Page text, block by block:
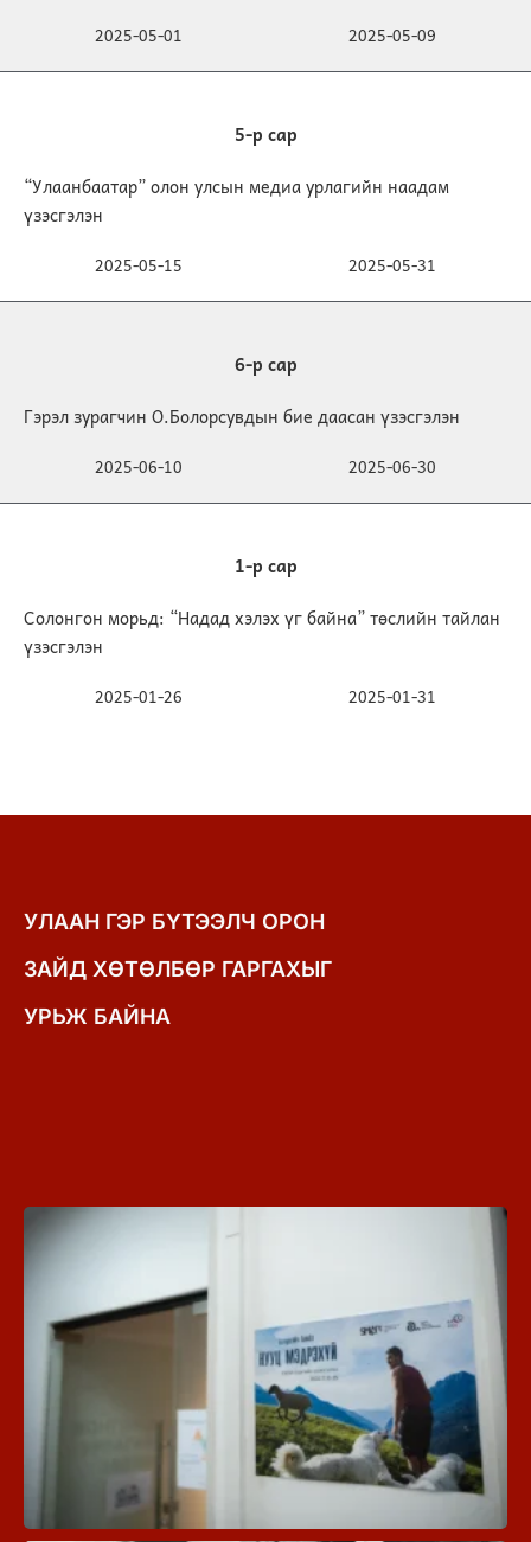
2025-05-01 2025-05-09
5-р сар
“Улаанбаатар” олон улсын медиа урлагийн наадам
үзэсгэлэн
2025-05-15 2025-05-31
6-р сар
Гэрэл зурагчин О.Болорсувдын бие даасан үзэсгэлэн
2025-06-10 2025-06-30
1-р сар
Солонгон морьд: “Надад хэлэх үг байна” төслийн тайлан
үзэсгэлэн
2025-01-26 2025-01-31
УЛААН ГЭР БҮТЭЭЛЧ ОРОН
ЗАЙД ХӨТӨЛБӨР ГАРГАХЫГ
УРЬЖ БАЙНА